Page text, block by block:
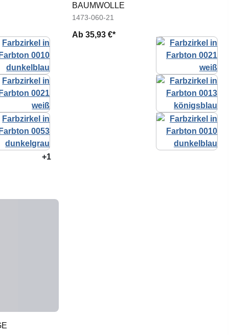
+1
BAUMWOLLE
1473-060-21
Ab35,93 €*